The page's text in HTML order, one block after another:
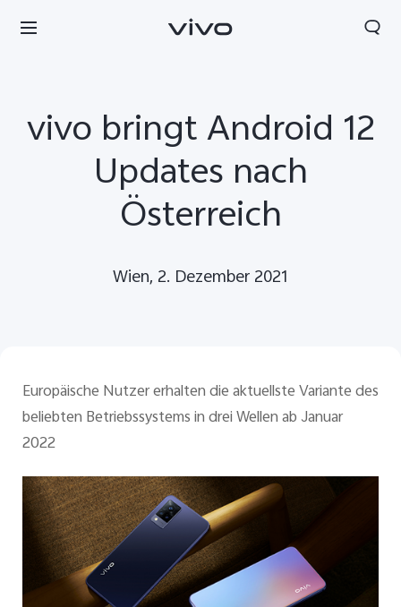
vivo bringt Android 12
Updates nach
Österreich
Wien, 2. Dezember 2021
Europäische Nutzer erhalten die aktuellste Variante des
beliebten Betriebssystems in drei Wellen ab Januar
2022